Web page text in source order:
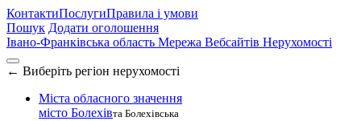
КонтактиПослугиПравила і умови
Пошук Додати оголошення
Івано-Франківська область Мережа Вебсайтів Нерухомості
← Виберіть регіон нерухомості
Міста обласного значення
місто Болехівта Болехівська